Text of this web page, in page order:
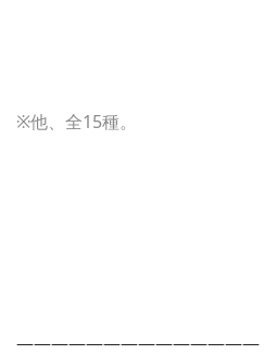
※他、全15種。
——————————————